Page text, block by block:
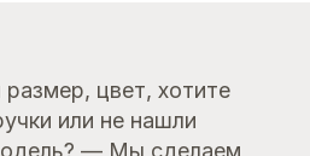
цвет, хотите
или не нашли
— Мы сделаем